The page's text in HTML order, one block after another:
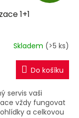
R
M
A
1+1
Skladem (>5 ks)
Do košíku
servis vaši
vždy fungovat
a celkovou